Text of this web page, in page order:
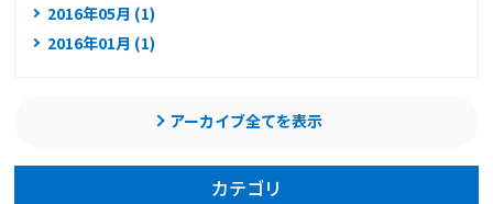
2016年05月 (1)
2016年01月 (1)
アーカイブ全てを表示
カテゴリ